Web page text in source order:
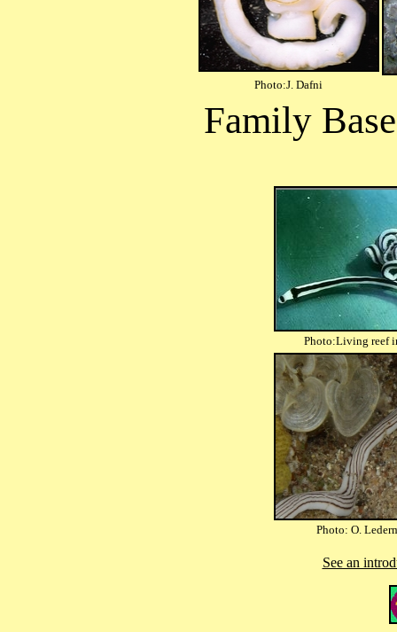
Photo:J. Dafni
Photo:Living reef
Photo: O.
See an